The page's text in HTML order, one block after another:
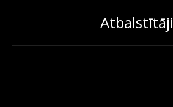
Atbalstītāji